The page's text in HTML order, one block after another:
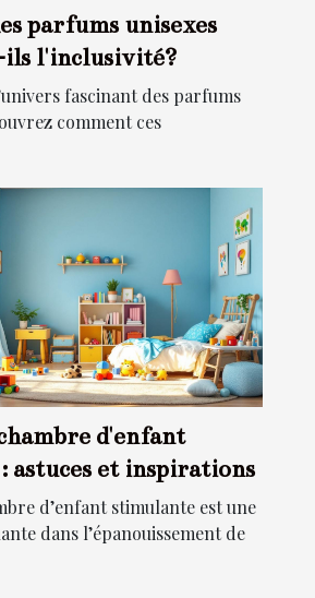
parfums unisexes
l'inclusivité?
fascinant des parfums
comment ces
d'enfant
astuces et inspirations
d’enfant stimulante est une
dans l’épanouissement de